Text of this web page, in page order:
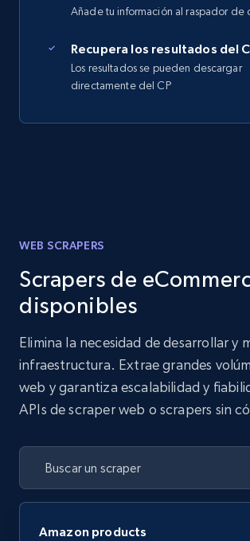
Añade tu información al raspador de
Recupera los resultados del
Los resultados se pueden descargar
directamente del CP
WEB SCRAPERS
Scrapers de
disponibles
Elimina la necesidad de desarrollar y
infraestructura. Extrae grandes
web y garantiza escalabilidad y
APIs de scraper web o scrapers sin
Amazon products